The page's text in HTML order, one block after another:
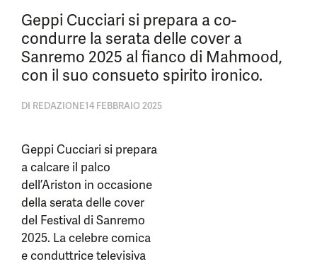
Geppi Cucciari si prepara a co-
condurre la serata delle cover a
Sanremo 2025 al fianco di Mahmood,
con il suo consueto spirito ironico.
DI REDAZIONE14 FEBBRAIO 2025
Geppi Cucciari si prepara
a calcare il palco
dell’Ariston in occasione
della serata delle cover
del Festival di Sanremo
2025. La celebre comica
e conduttrice televisiva